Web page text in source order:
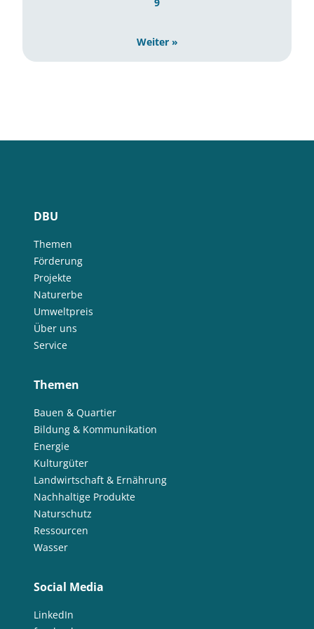
Weiter »
DBU
Themen
Förderung
Projekte
Naturerbe
Umweltpreis
Über uns
Service
Themen
Bauen & Quartier
Bildung & Kommunikation
Energie
Kulturgüter
Landwirtschaft & Ernährung
Nachhaltige Produkte
Naturschutz
Ressourcen
Wasser
Social Media
LinkedIn